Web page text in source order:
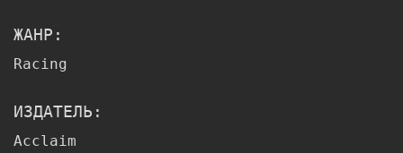
ЖАНР:
Racing
ИЗДАТЕЛЬ:
Acclaim